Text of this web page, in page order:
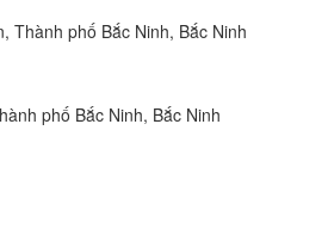
Thành phố Bắc Ninh, Bắc Ninh
phố Bắc Ninh, Bắc Ninh